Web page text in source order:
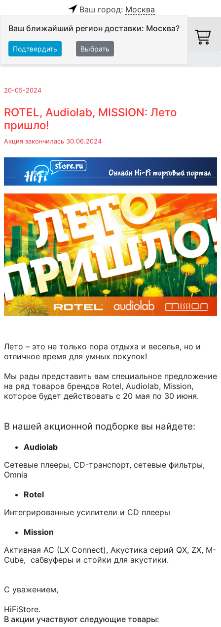
Ваш город: Москва
Ваш ближайший регион доставки: Москва?
Подтвердить Выбрать
20-05-2024
ROTEL, Audiolab, MISSION: Лето
пришло!
Акция закончилась 30.06.2024
Лето – это не только пора отдыха и веселья, но и
отличное время для умных покупок!
Мы рады представить вам специальное предложение
на ряд товаров брендов Rotel, Audiolab, Mission,
которое будет действовать с 20 мая по 30 июня.
В нашей акционной подборке вы найдете:
Audiolab
Сетевые плееры, СD-транспорт, сетевые фильтры,
Omnia
Rotel
Интегрированные усилители и СD плееры
Mission
Активная АС (LX Connect), Акустика серий QX, ZX, M-
Cube, сабвуферы и стойки для акустики.
С уважением,
HiFiStore.
В акции участвуют следующие товары: